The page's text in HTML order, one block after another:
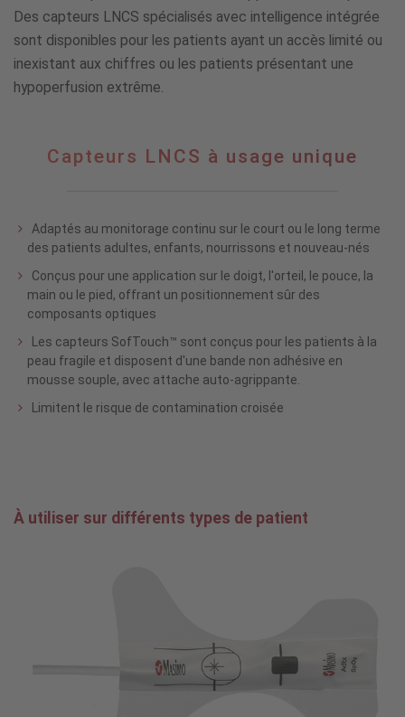
Des capteurs LNCS spécialisés avec intelligence intégrée
sont disponibles pour les patients ayant un accès limité ou
inexistant aux chiffres ou les patients présentant une
hypoperfusion extrême.
Capteurs
unique
Capteurs LNCS à usage unique
Adaptés au monitorage continu sur le court ou le long terme
des patients adultes, enfants, nourrissons et nouveau-nés
Conçus pour une application sur le doigt, l'orteil, le pouce, la
main ou le pied, offrant un positionnement sûr des
composants optiques
Les capteurs SofTouch™ sont conçus pour les patients à la
peau fragile et disposent d'une bande non adhésive en
mousse souple, avec attache auto-agrippante.
Limitent le risque de contamination croisée
À utiliser sur différents types de patient